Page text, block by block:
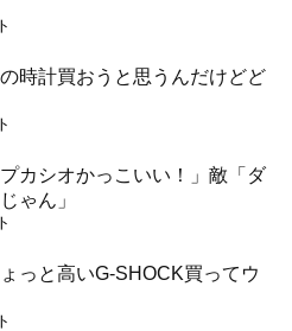
時計買おうと思うんだけどど
カシオかっこいい！」敵「ダ
ゃん」
っと高いG-SHOCK買ってウ